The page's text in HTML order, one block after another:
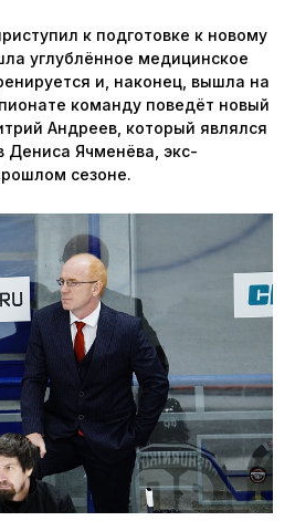
к подготовке к новому
углублённое медицинское
и, наконец, вышла на
команду поведёт новый
Андреев, который являлся
Ячменёва, экс-
сезоне.